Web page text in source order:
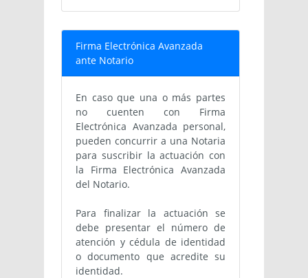
Firma Electrónica Avanzada
ante Notario
En caso que una o más partes
no cuenten con Firma
Electrónica Avanzada personal,
pueden concurrir a una Notaria
para suscribir la actuación con
la Firma Electrónica Avanzada
del Notario.
Para finalizar la actuación se
debe presentar el número de
atención y cédula de identidad
o documento que acredite su
identidad.